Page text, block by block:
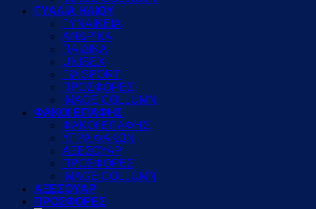
ΓΥΑΛΙΑ ΗΛΙΟΥ
ΓΥΝΑΙΚΕΙΑ
ΑΝΔΡΙΚΑ
ΠΑΙΔΙΚΑ
UNISEX
ΓΙΑ SPORT
ΠΡΟΣΦΟΡΕΣ
IMAGE COLLUMN
ΦΑΚΟΙ ΕΠΑΦΗΣ
ΦΑΚΟΙ ΕΠΑΦΗΣ
ΥΓΡΑ ΦΑΚΩΝ
ΑΞΕΣΟΥΑΡ
ΠΡΟΣΦΟΡΕΣ
IMAGE COLLUMN
ΑΞΕΣΟΥΑΡ
ΠΡΟΣΦΟΡΕΣ